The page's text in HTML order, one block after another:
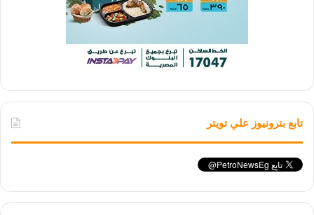
تابع بترونيوز علي تويتر